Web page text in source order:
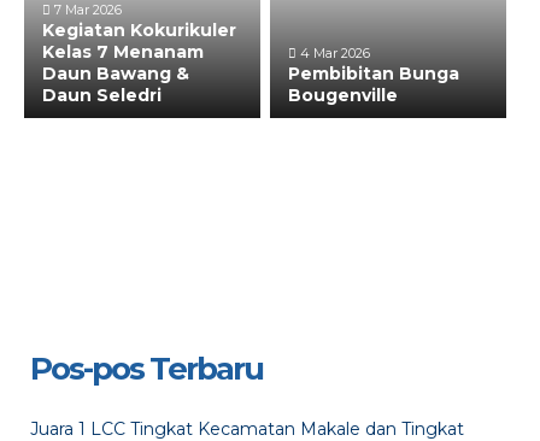
7 Mar 2026
Kegiatan Kokurikuler
Kelas 7 Menanam
Daun Bawang &
Daun Seledri
4 Mar 2026
Pembibitan Bunga
Bougenville
Pos-pos Terbaru
Juara 1 LCC Tingkat Kecamatan Makale dan Tingkat